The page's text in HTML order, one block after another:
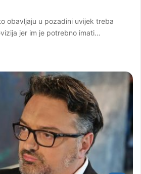
obavljaju u pozadini uvijek treba
jer im je potrebno imati…